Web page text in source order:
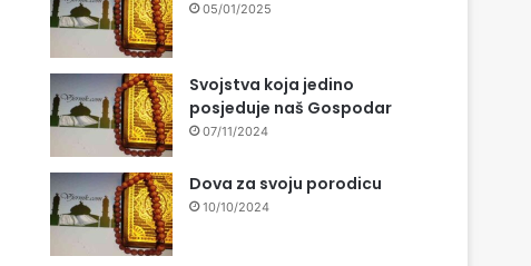
05/01/2025
Svojstva koja jedino
posjeduje naš Gospodar
07/11/2024
Dova za svoju porodicu
10/10/2024